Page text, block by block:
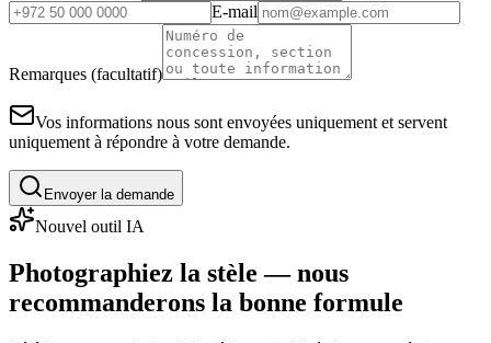
E-mail
Remarques (facultatif)
Vos informations nous sont envoyées uniquement et servent
uniquement à répondre à votre demande.
Envoyer la demande
Nouvel outil IA
Photographiez la stèle — nous
recommanderons la bonne formule